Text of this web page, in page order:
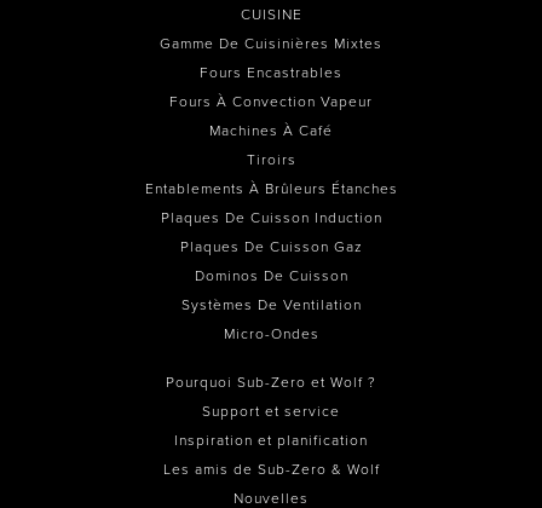
CUISINE
Gamme De Cuisinières Mixtes
Fours Encastrables
Fours À Convection Vapeur
Machines À Café
Tiroirs
Entablements À Brûleurs Étanches
Plaques De Cuisson Induction
Plaques De Cuisson Gaz
Dominos De Cuisson
Systèmes De Ventilation
Micro-Ondes
Pourquoi Sub-Zero et Wolf ?
Support et service
Inspiration et planification
Les amis de Sub-Zero & Wolf
Nouvelles